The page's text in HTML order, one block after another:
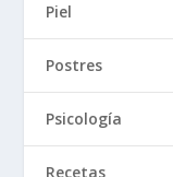
Piel
Postres
Psicología
Recetas